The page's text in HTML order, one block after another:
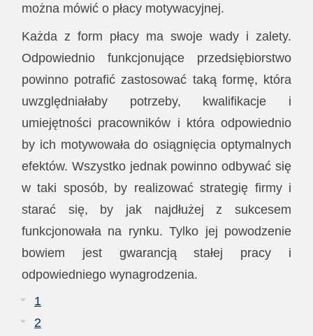
można mówić o płacy motywacyjnej.
Każda z form płacy ma swoje wady i zalety.
Odpowiednio funkcjonujące przedsiębiorstwo
powinno potrafić zastosować taką formę, która
uwzględniałaby potrzeby, kwalifikacje i
umiejętności pracowników i która odpowiednio
by ich motywowała do osiągnięcia optymalnych
efektów. Wszystko jednak powinno odbywać się
w taki sposób, by realizować strategię firmy i
starać się, by jak najdłużej z sukcesem
funkcjonowała na rynku. Tylko jej powodzenie
bowiem jest gwarancją stałej pracy i
odpowiedniego wynagrodzenia.
1
2